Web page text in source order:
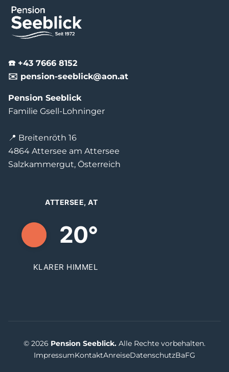
☎️ +43 7666 8152
✉️ pension-seeblick@aon.at
Pension Seeblick
Familie Gsell-Lohninger
📍 Breitenröth 16
4864 Attersee am Attersee
Salzkammergut, Österreich
ATTERSEE, AT
20°
KLARER HIMMEL
© 2026 Pension Seeblick. Alle Rechte vorbehalten.
ImpressumKontaktAnreiseDatenschutzBaFG